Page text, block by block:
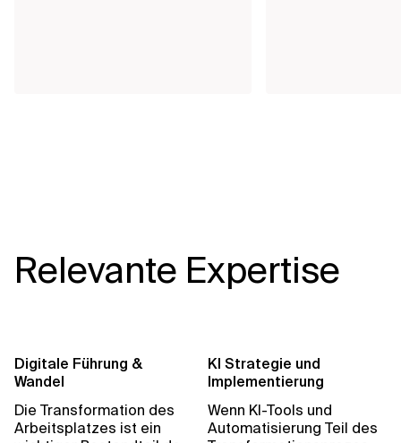
Relevante Expertise
Digitale Führung &
Wandel
Die Transformation des
Arbeitsplatzes ist ein
KI Strategie und
Implementierung
Wenn KI-Tools und
Automatisierung Teil des